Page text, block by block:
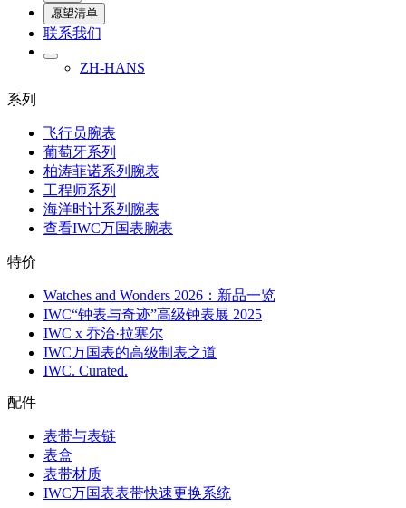
愿望清单
联系我们
ZH-HANS
系列
飞行员腕表
葡萄牙系列
柏涛菲诺系列腕表
工程师系列
海洋时计系列腕表
查看IWC万国表腕表
特价
Watches and Wonders 2026：新品一览
IWC“钟表与奇迹”高级钟表展 2025
IWC x 乔治·拉塞尔
IWC万国表的高级制表之道
IWC. Curated.
配件
表带与表链
表盒
表带材质
IWC万国表表带快速更换系统